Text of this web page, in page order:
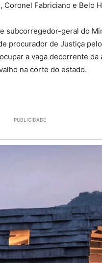
Coronel Fabriciano e Belo
subcorregedor-geral do
procurador de Justiça
a vaga decorrente da
na corte do estado.
PUBLICIDADE